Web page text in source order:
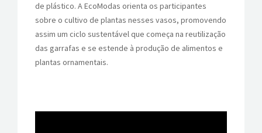
de plástico. A EcoModas orienta os participantes
sobre o cultivo de plantas nesses vasos, promovendo
assim um ciclo sustentável que começa na reutilização
das garrafas e se estende à produção de alimentos e
plantas ornamentais.